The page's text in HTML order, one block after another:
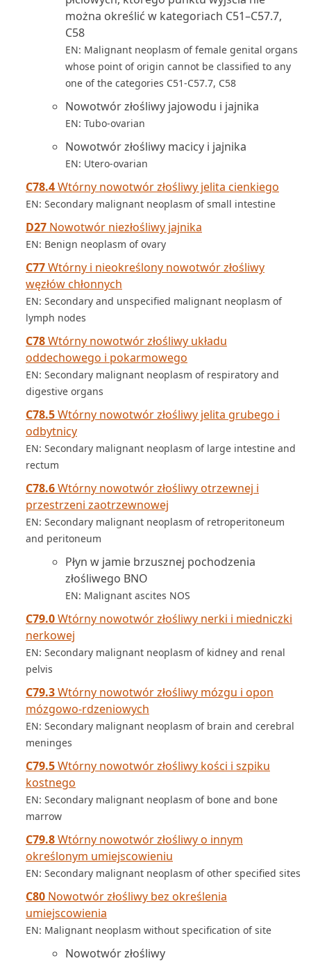
można określić w kategoriach C51–C57.7,
C58
EN: Malignant neoplasm of female genital organs
whose point of origin cannot be classified to any
one of the categories C51-C57.7, C58
Nowotwór złośliwy jajowodu i jajnika
EN: Tubo-ovarian
Nowotwór złośliwy macicy i jajnika
EN: Utero-ovarian
C78.4Wtórny nowotwór złośliwy jelita cienkiego
EN: Secondary malignant neoplasm of small intestine
D27 Nowotwór niezłośliwy jajnika
EN: Benign neoplasm of ovary
C77Wtórny i nieokreślony nowotwór złośliwy
węzłów chłonnych
EN: Secondary and unspecified malignant neoplasm of
lymph nodes
C78Wtórny nowotwór złośliwy układu
oddechowego i pokarmowego
EN: Secondary malignant neoplasm of respiratory and
digestive organs
C78.5Wtórny nowotwór złośliwy jelita grubego i
odbytnicy
EN: Secondary malignant neoplasm of large intestine and
rectum
C78.6Wtórny nowotwór złośliwy otrzewnej i
przestrzeni zaotrzewnowej
EN: Secondary malignant neoplasm of retroperitoneum
and peritoneum
Płyn w jamie brzusznej pochodzenia
złośliwego BNO
EN: Malignant ascites NOS
C79.0Wtórny nowotwór złośliwy nerki i miedniczki
nerkowej
EN: Secondary malignant neoplasm of kidney and renal
pelvis
C79.3Wtórny nowotwór złośliwy mózgu i opon
mózgowo-rdzeniowych
EN: Secondary malignant neoplasm of brain and cerebral
meninges
C79.5Wtórny nowotwór złośliwy kości i szpiku
kostnego
EN: Secondary malignant neoplasm of bone and bone
marrow
C79.8Wtórny nowotwór złośliwy o innym
określonym umiejscowieniu
EN: Secondary malignant neoplasm of other specified sites
C80 Nowotwór złośliwy bez określenia
umiejscowienia
EN: Malignant neoplasm without specification of site
Nowotwór złośliwy